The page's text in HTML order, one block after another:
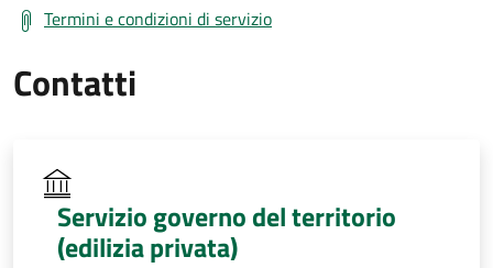
Termini e condizioni di servizio
Contatti
Servizio governo del territorio
(edilizia privata)